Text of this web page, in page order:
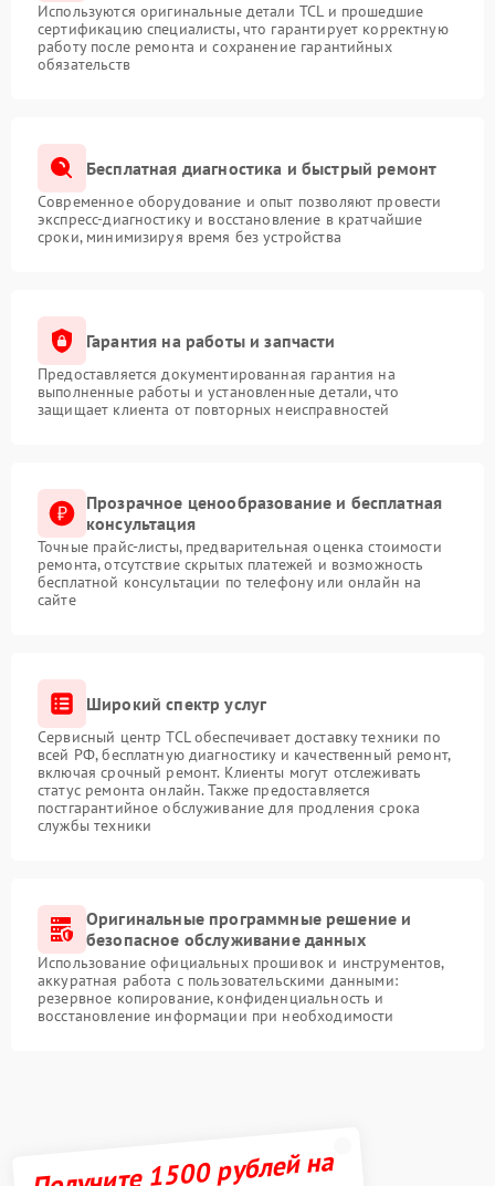
Используются оригинальные детали TCL и прошедшие
сертификацию специалисты, что гарантирует корректную
работу после ремонта и сохранение гарантийных
обязательств
Бесплатная диагностика и быстрый ремонт
Современное оборудование и опыт позволяют провести
экспресс-диагностику и восстановление в кратчайшие
сроки, минимизируя время без устройства
Гарантия на работы и запчасти
Предоставляется документированная гарантия на
выполненные работы и установленные детали, что
защищает клиента от повторных неисправностей
Прозрачное ценообразование и бесплатная
консультация
Точные прайс-листы, предварительная оценка стоимости
ремонта, отсутствие скрытых платежей и возможность
бесплатной консультации по телефону или онлайн на
сайте
Широкий спектр услуг
Сервисный центр TCL обеспечивает доставку техники по
всей РФ, бесплатную диагностику и качественный ремонт,
включая срочный ремонт. Клиенты могут отслеживать
статус ремонта онлайн. Также предоставляется
постгарантийное обслуживание для продления срока
службы техники
Оригинальные программные решение и
безопасное обслуживание данных
Использование официальных прошивок и инструментов,
аккуратная работа с пользовательскими данными:
резервное копирование, конфиденциальность и
восстановление информации при необходимости